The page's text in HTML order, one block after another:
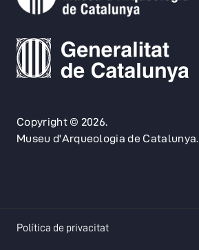
Copyright © 2026.
Museu d'Arqueologia de Catalunya.
Política de privacitatopens in a new tab